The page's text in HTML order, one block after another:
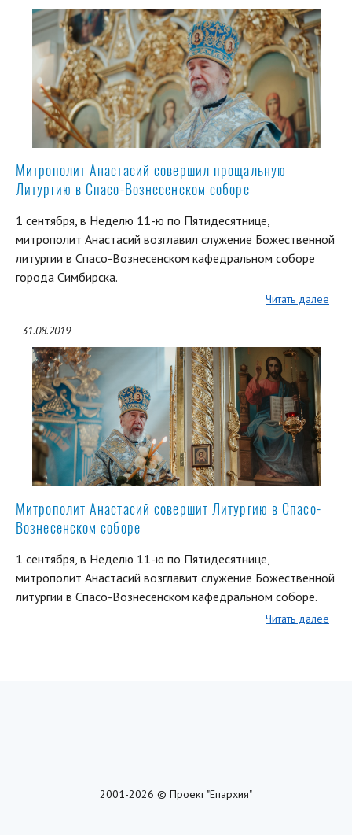
Митрополит Анастасий совершил прощальную
Литургию в Спасо-Вознесенском соборе
1 сентября, в Неделю 11-ю по Пятидесятнице,
митрополит Анастасий возглавил служение Божественной
литургии в Спасо-Вознесенском кафедральном соборе
города Симбирска.
Читать далее
31.08.2019
Митрополит Анастасий совершит Литургию в Спасо-
Вознесенском соборе
1 сентября, в Неделю 11-ю по Пятидесятнице,
митрополит Анастасий возглавит служение Божественной
литургии в Спасо-Вознесенском кафедральном соборе.
Читать далее
2001-2026 © Проект "Епархия"